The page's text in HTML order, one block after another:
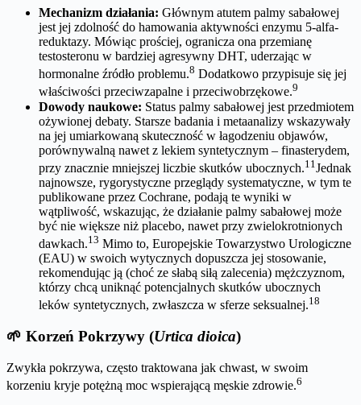
Mechanizm działania: Głównym atutem palmy sabałowej
jest jej zdolność do hamowania aktywności enzymu 5-alfa-
reduktazy. Mówiąc prościej, ogranicza ona przemianę
testosteronu w bardziej agresywny DHT, uderzając w
hormonalne źródło problemu.8 Dodatkowo przypisuje się jej
właściwości przeciwzapalne i przeciwobrzękowe.9
Dowody naukowe: Status palmy sabałowej jest przedmiotem
ożywionej debaty. Starsze badania i metaanalizy wskazywały
na jej umiarkowaną skuteczność w łagodzeniu objawów,
porównywalną nawet z lekiem syntetycznym – finasterydem,
przy znacznie mniejszej liczbie skutków ubocznych.11 Jednak
najnowsze, rygorystyczne przeglądy systematyczne, w tym te
publikowane przez Cochrane, podają te wyniki w
wątpliwość, wskazując, że działanie palmy sabałowej może
być nie większe niż placebo, nawet przy zwielokrotnionych
dawkach.13 Mimo to, Europejskie Towarzystwo Urologiczne
(EAU) w swoich wytycznych dopuszcza jej stosowanie,
rekomendując ją (choć ze słabą siłą zalecenia) mężczyznom,
którzy chcą uniknąć potencjalnych skutków ubocznych
leków syntetycznych, zwłaszcza w sferze seksualnej.18
🌱 Korzeń Pokrzywy (Urtica dioica)
Zwykła pokrzywa, często traktowana jak chwast, w swoim
korzeniu kryje potężną moc wspierającą męskie zdrowie.6